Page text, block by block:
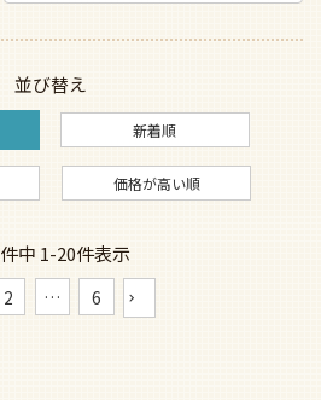
並び替え
新着順
価格が高い順
件中 1-20件表示
2 … 6